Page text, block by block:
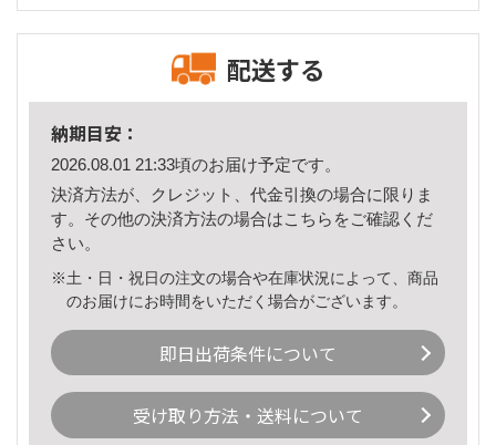
配送する
納期目安：
2026.08.01 21:33頃のお届け予定です。
決済方法が、クレジット、代金引換の場合に限りま
す。その他の決済方法の場合はこちら をご確認くだ
さい。
※土・日・祝日の注文の場合や在庫状況によって、商品
のお届けにお時間をいただく場合がございます。
即日出荷条件について
受け取り方法・送料について